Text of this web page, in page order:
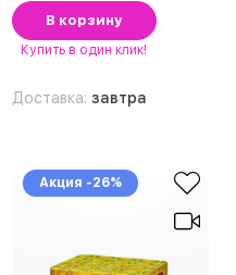
В корзину
Купить в один клик!
Доставка: завтра
Акция -26%